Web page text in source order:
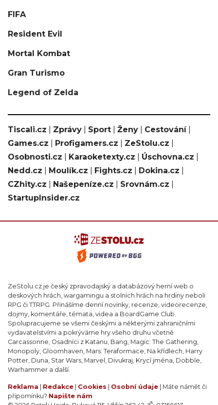
FIFA
Resident Evil
Mortal Kombat
Gran Turismo
Legend of Zelda
Tiscali.cz Zprávy Sport Ženy Cestování|
Games.cz
Profigamers.cz ZeStolu.cz
Osobnosti.cz
Karaoketexty.cz Úschovna.cz
Nedd.cz
Moulík.cz Fights.cz Dokina.cz
CZhity.cz
Našepeníze.cz Srovnám.cz
StartupInsider.cz
ZeStolu.cz je český zpravodajský a databázový herní web o
deskových hrách, wargamingu a stolních hrách na hrdiny neboli
RPG či TTRPG. Přinášíme denní novinky, recenze, videorecenze,
dojmy, komentáře, témata, videa a BoardGame Club.
Spolupracujeme se všemi českými a některými zahraničními
vydavatelstvími a pokrýváme hry všeho druhu včetně
Carcassonne, Osadníci z Katanu, Bang, Magic: The Gathering,
Monopoly, Gloomhaven, Mars: Teraformace, Na křídlech, Harry
Potter, Duna, Star Wars, Marvel, Divukraj, Krycí jména, Dobble,
Warhammer a další.
Reklama Redakce Cookies Osobní údaje | Máte námět či
připomínku? Napište nám